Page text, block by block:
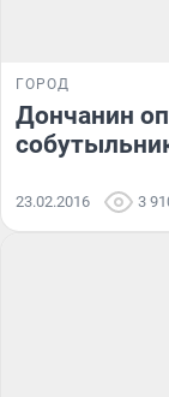
ГОРОД
Дончанин
23.02.2016 3